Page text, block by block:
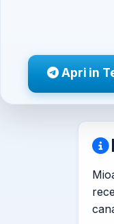
Apri in